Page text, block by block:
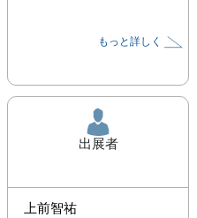
もっと詳しく
出展者
上前智祐